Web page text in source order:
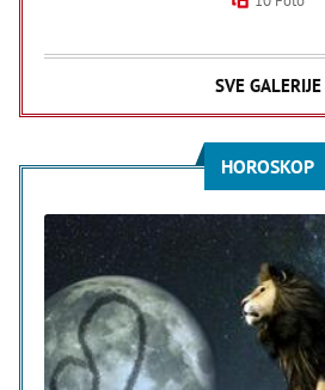
SVE GALERIJE
HOROSKOP